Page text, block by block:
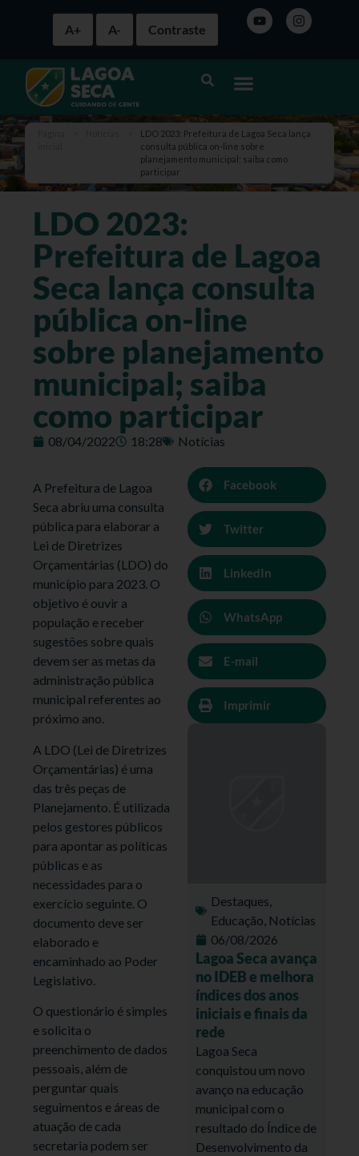
A+ A- Contraste
LDO 2023: Prefeitura de Lagoa Seca lança
consulta pública on-line sobre
planejamento municipal; saiba como
participar
LDO 2023:
Prefeitura de Lagoa
Seca lança consulta
pública on-line
sobre planejamento
municipal; saiba
como participar
08/04/2022 18:28 Notícias
A Prefeitura de Lagoa
Seca abriu uma consulta
pública para elaborar a
Lei de Diretrizes
Orçamentárias (LDO) do
município para 2023. O
objetivo é ouvir a
população e receber
sugestões sobre quais
devem ser as metas da
administração pública
municipal referentes ao
próximo ano.
A LDO (Lei de Diretrizes
Orçamentárias) é uma
das três peças de
Planejamento. É utilizada
pelos gestores públicos
para apontar as políticas
públicas e as
necessidades para o
exercício seguinte. O
documento deve ser
elaborado e
encaminhado ao Poder
Legislativo.
O questionário é simples
e solicita o
preenchimento de dados
pessoais, além de
perguntar quais
seguimentos e áreas de
atuação de cada
secretaria podem ser
Facebook
Twitter
LinkedIn
WhatsApp
E-mail
Imprimir
Destaques,
Educação, Notícias
06/08/2026
Lagoa Seca avança
no IDEB e melhora
índices dos anos
iniciais e finais da
rede
Lagoa Seca
conquistou um novo
avanço na educação
municipal com o
resultado do Índice de
Desenvolvimento da